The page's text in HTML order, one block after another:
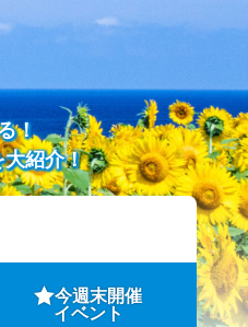
！
紹介！
今週末開催
イベント